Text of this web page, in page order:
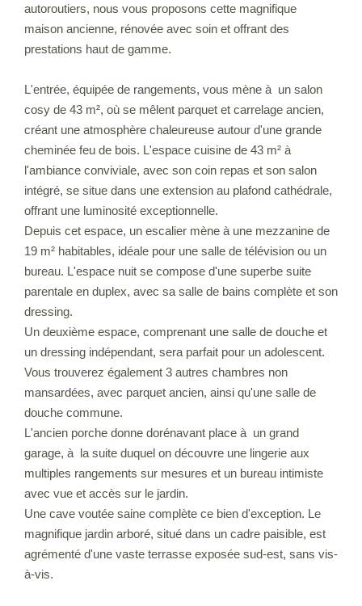
autoroutiers, nous vous proposons cette magnifique
maison ancienne, rénovée avec soin et offrant des
prestations haut de gamme.
L'entrée, équipée de rangements, vous mène à un salon
cosy de 43 m², où se mêlent parquet et carrelage ancien,
créant une atmosphère chaleureuse autour d'une grande
cheminée feu de bois. L'espace cuisine de 43 m² à
l'ambiance conviviale, avec son coin repas et son salon
intégré, se situe dans une extension au plafond cathédrale,
offrant une luminosité exceptionnelle.
Depuis cet espace, un escalier mène à une mezzanine de
19 m² habitables, idéale pour une salle de télévision ou un
bureau. L'espace nuit se compose d'une superbe suite
parentale en duplex, avec sa salle de bains complète et son
dressing.
Un deuxième espace, comprenant une salle de douche et
un dressing indépendant, sera parfait pour un adolescent.
Vous trouverez également 3 autres chambres non
mansardées, avec parquet ancien, ainsi qu'une salle de
douche commune.
L'ancien porche donne dorénavant place à un grand
garage, à la suite duquel on découvre une lingerie aux
multiples rangements sur mesures et un bureau intimiste
avec vue et accès sur le jardin.
Une cave voutée saine complète ce bien d'exception. Le
magnifique jardin arboré, situé dans un cadre paisible, est
agrémenté d'une vaste terrasse exposée sud-est, sans vis-
à-vis.